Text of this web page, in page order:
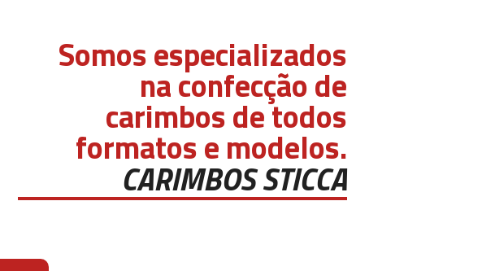
Somos especializados
na confecção de
carimbos de todos
formatos e modelos.
CARIMBOS STICCA